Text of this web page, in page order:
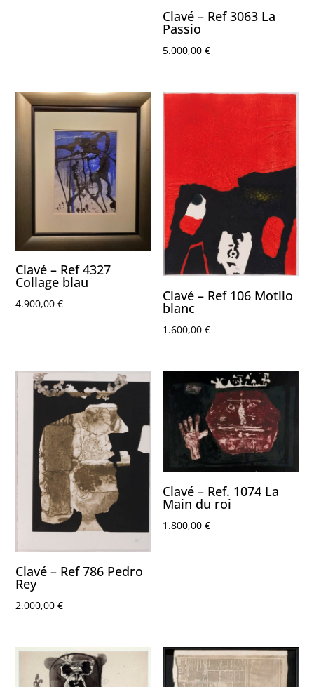
Clavé – Ref 3063 La
Passio
5.000,00€
Clavé – Ref 4327
Collage blau
4.900,00€ Clavé – Ref 106 Motllo
blanc
1.600,00€
Clavé – Ref 786 Pedro
Rey
2.000,00€
Clavé – Ref. 1074 La
Main du roi
1.800,00€